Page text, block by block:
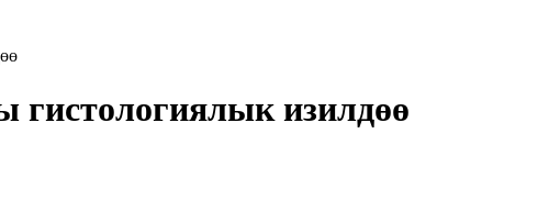
изилдөө